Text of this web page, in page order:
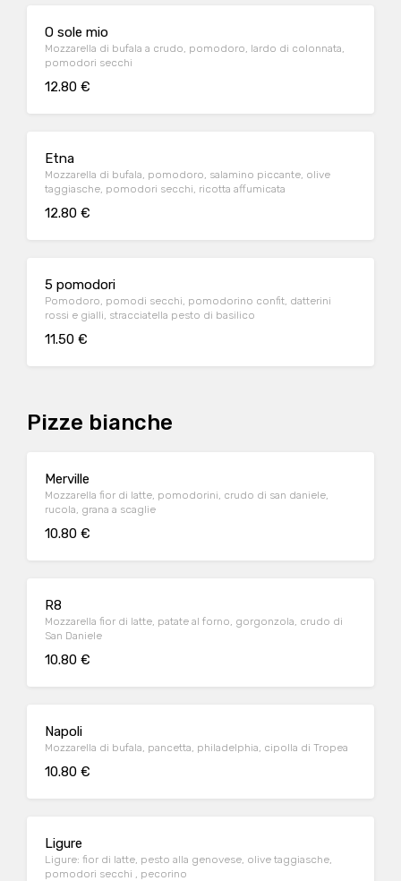
O sole mio
Mozzarella di bufala a crudo, pomodoro, lardo di colonnata,
pomodori secchi
12.80 €
Etna
Mozzarella di bufala, pomodoro, salamino piccante, olive
taggiasche, pomodori secchi, ricotta affumicata
12.80 €
5 pomodori
Pomodoro, pomodi secchi, pomodorino confit, datterini
rossi e gialli, stracciatella pesto di basilico
11.50 €
Pizze bianche
Merville
Mozzarella fior di latte, pomodorini, crudo di san daniele,
rucola, grana a scaglie
10.80 €
R8
Mozzarella fior di latte, patate al forno, gorgonzola, crudo di
San Daniele
10.80 €
Napoli
Mozzarella di bufala, pancetta, philadelphia, cipolla di Tropea
10.80 €
Ligure
Ligure: fior di latte, pesto alla genovese, olive taggiasche,
pomodori secchi , pecorino